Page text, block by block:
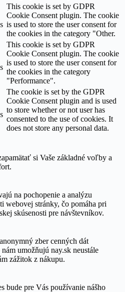
This cookie is set by GDPR
Cookie Consent plugin. The cookie
is used to store the user consent for
the cookies in the category "Other.
This cookie is set by GDPR
Cookie Consent plugin. The cookie
is used to store the user consent for
the cookies in the category
"Performance".
The cookie is set by the GDPR
Cookie Consent plugin and is used
to store whether or not user has
consented to the use of cookies. It
does not store any personal data.
si Vaše základné voľby a
na pochopenie a analýzu
stránky, čo pomáha pri
skúsenosti pre návštevníkov.
zber cenných dát
umožňujú nay.sk neustále
zážitok z nákupu.
bude pre Vás používanie nášho